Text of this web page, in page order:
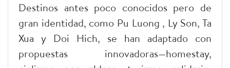
Destinos antes poco conocidos pero de
gran identidad, como Pu Luong , Ly Son, Ta
Xua y Doi Hich, se han adaptado con
propuestas innovadoras—homestay,